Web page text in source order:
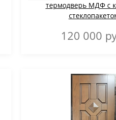
термодверь МДФ с
120 000